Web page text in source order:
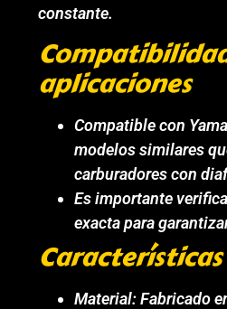
constante.
aplicaciones
Compatible con
modelos similares
carburadores con
Es importante
exacta para
Características
Material: Fabricado